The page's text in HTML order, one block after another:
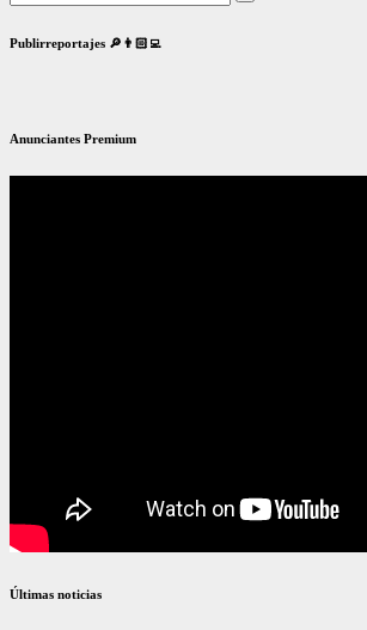
Publirreportajes 🔎👨🏻‍💻
Anunciantes Premium
Últimas noticias